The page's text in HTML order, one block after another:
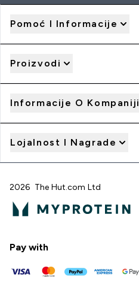
Pomoć I Informacije
Proizvodi
Informacije O Kompaniji
Lojalnost I Nagrade
2026 The Hut.com Ltd
Pay with